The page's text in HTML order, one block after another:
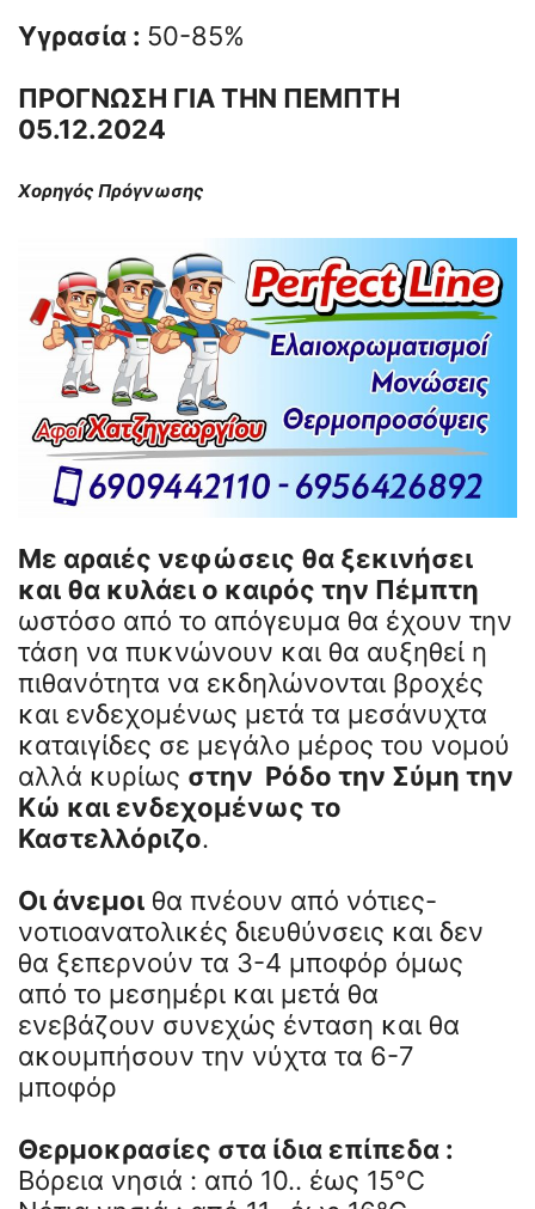
Υγρασία : 50-85%
ΠΡΟΓΝΩΣΗ ΓΙΑ ΤΗΝ ΠΕΜΠΤΗ
05.12.2024
Χορηγός Πρόγνωσης
Με αραιές νεφώσεις θα ξεκινήσει
και θα κυλάει ο καιρός την Πέμπτη
ωστόσο από το απόγευμα θα έχουν την
τάση να πυκνώνουν και θα αυξηθεί η
πιθανότητα να εκδηλώνονται βροχές
και ενδεχομένως μετά τα μεσάνυχτα
καταιγίδες σε μεγάλο μέρος του νομού
αλλά κυρίως στην Ρόδο την Σύμη την
Κώ και ενδεχομένως το
Καστελλόριζο.
Οι άνεμοι θα πνέουν από νότιες-
νοτιοανατολικές διευθύνσεις και δεν
θα ξεπερνούν τα 3-4 μποφόρ όμως
από το μεσημέρι και μετά θα
ενεβάζουν συνεχώς ένταση και θα
ακουμπήσουν την νύχτα τα 6-7
μποφόρ
Θερμοκρασίες στα ίδια επίπεδα :
Βόρεια νησιά : από 10.. έως 15°C